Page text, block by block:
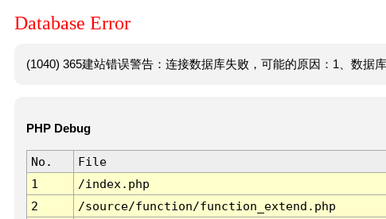
Database Error
(1040) 365建站错误警告：连接数据库失败，可能的原因：1、数据
PHP Debug
No. File
1
/index.php
2
/source/function/function_extend.php